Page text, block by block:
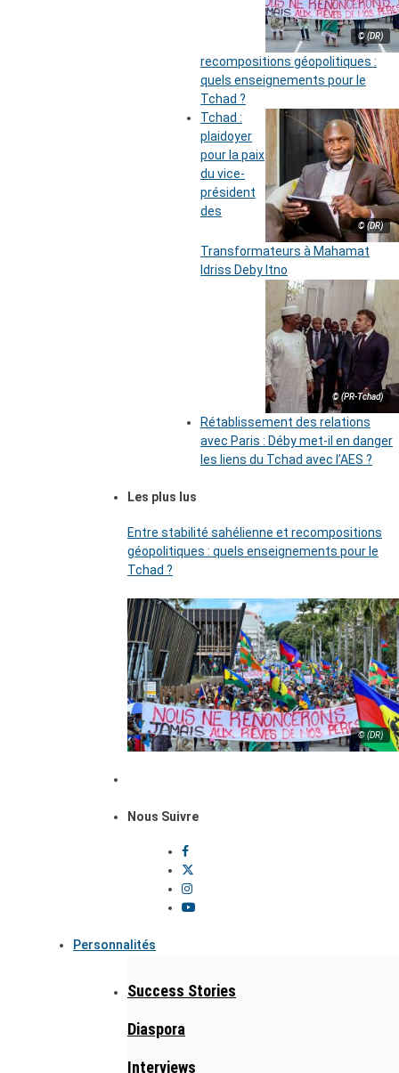
© (DR)
recompositions géopolitiques :
quels enseignements pour le
Tchad ?
© (DR)
Tchad :
plaidoyer
pour la paix
du vice-
président
des
Transformateurs à Mahamat
Idriss Deby Itno
© (PR-Tchad)
Rétablissement des relations
avec Paris : Déby met-il en danger
les liens du Tchad avec l’AES ?
Les plus lus
Entre stabilité sahélienne et recompositions
géopolitiques : quels enseignements pour le
Tchad ?
© (DR)
Nous Suivre
Personnalités
Success Stories
Diaspora
Interviews